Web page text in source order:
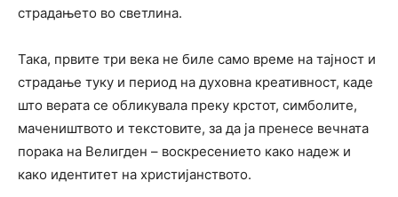
страдањето во светлина.
Така, првите три века не биле само време на тајност и
страдање туку и период на духовна креативност, каде
што верата се обликувала преку крстот, симболите,
мачеништвото и текстовите, за да ја пренесе вечната
порака на Велигден – воскресението како надеж и
како идентитет на христијанството.